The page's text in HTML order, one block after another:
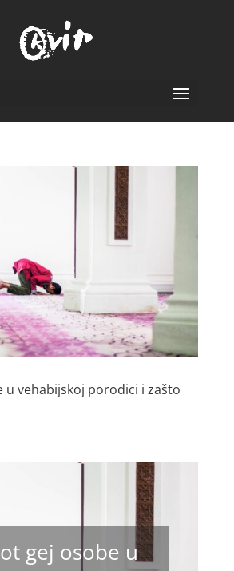
u vehabijskoj porodici i zašto
gej osobe u